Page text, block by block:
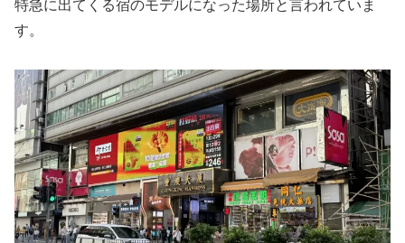
特急に出てくる宿のモデルになった場所と言われていま
す。